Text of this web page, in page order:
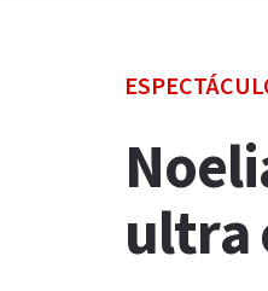
ultra